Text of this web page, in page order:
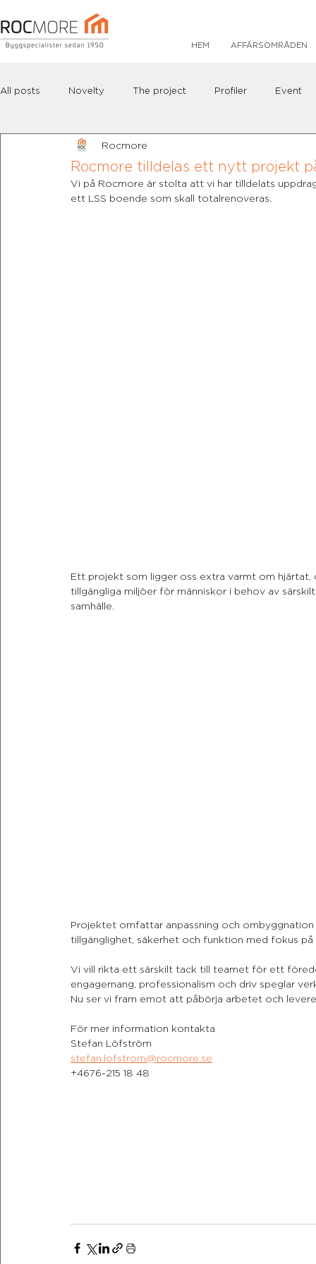
HEM AFFÄRSOMRÅDEN
All posts Novelty The project Profiler Event
Rocmore tilldelas ett nytt projekt
Rocmore
Vi på Rocmore är stolta att vi har tilldelats
ett LSS boende som skall totalrenoveras.
Ett projekt som ligger oss extra varmt om
tillgängliga miljöer för människor i behov av
samhälle.
Projektet omfattar anpassning och
tillgänglighet, säkerhet och funktion med fokus
Vi vill rikta ett särskilt tack till teamet för ett
engagemang, professionalism och driv speglar
Nu ser vi fram emot att påbörja arbetet och
För mer information kontakta
Stefan Löfström
stefan.lofstrom@rocmore.se
+4676-215 18 48